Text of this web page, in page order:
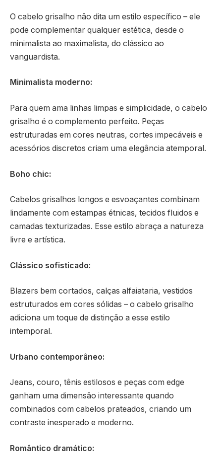
O cabelo grisalho não dita um estilo específico – ele
pode complementar qualquer estética, desde o
minimalista ao maximalista, do clássico ao
vanguardista.
Minimalista moderno:
Para quem ama linhas limpas e simplicidade, o cabelo
grisalho é o complemento perfeito. Peças
estruturadas em cores neutras, cortes impecáveis e
acessórios discretos criam uma elegância atemporal.
Boho chic:
Cabelos grisalhos longos e esvoaçantes combinam
lindamente com estampas étnicas, tecidos fluidos e
camadas texturizadas. Esse estilo abraça a natureza
livre e artística.
Clássico sofisticado:
Blazers bem cortados, calças alfaiataria, vestidos
estruturados em cores sólidas – o cabelo grisalho
adiciona um toque de distinção a esse estilo
intemporal.
Urbano contemporâneo:
Jeans, couro, tênis estilosos e peças com edge
ganham uma dimensão interessante quando
combinados com cabelos prateados, criando um
contraste inesperado e moderno.
Romântico dramático: